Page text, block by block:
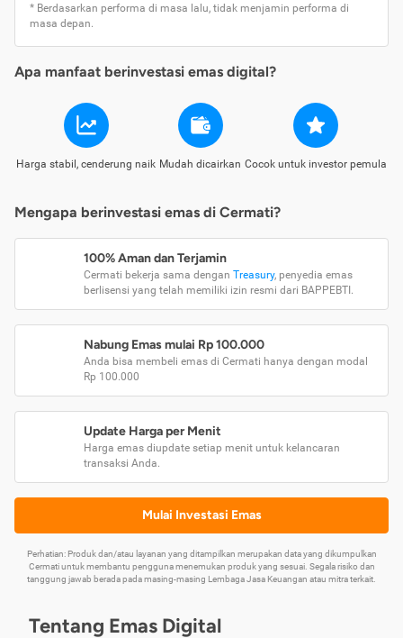
* Berdasarkan performa di masa lalu, tidak menjamin performa di
masa depan.
Apa manfaat berinvestasi emas digital?
Harga stabil, cenderung naik Mudah dicairkan Cocok untuk investor pemula
Mengapa berinvestasi emas di Cermati?
100% Aman dan Terjamin
Cermati bekerja sama dengan Treasury, penyedia emas
berlisensi yang telah memiliki izin resmi dari BAPPEBTI.
Nabung Emas mulai Rp 100.000
Anda bisa membeli emas di Cermati hanya dengan modal
Rp 100.000
Update Harga per Menit
Harga emas diupdate setiap menit untuk kelancaran
transaksi Anda.
Mulai Investasi Emas
Perhatian: Produk dan/atau layanan yang ditampilkan merupakan data yang dikumpulkan
Cermati untuk membantu pengguna menemukan produk yang sesuai. Segala risiko dan
tanggung jawab berada pada masing-masing Lembaga Jasa Keuangan atau mitra terkait.
Tentang Emas Digital